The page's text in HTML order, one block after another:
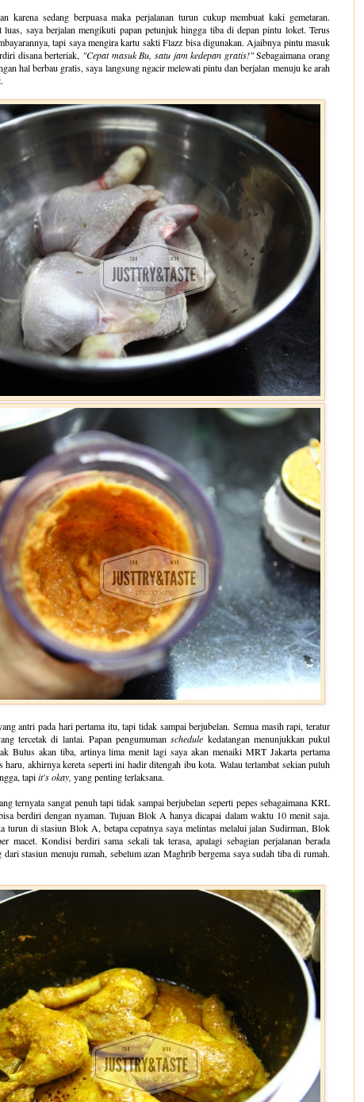
karena sedang berpuasa maka perjalanan turun cukup membuat kaki gemetaran.
luas, saya berjalan mengikuti papan petunjuk hingga tiba di depan pintu loket. Terus
tapi saya mengira kartu sakti Flazz bisa digunakan. Ajaibnya pintu masuk
disana berteriak, "Cepat masuk Bu, satu jam kedepan gratis!"Sebagaimana orang
hal berbau gratis, saya langsung ngacir melewati pintu dan berjalan menuju ke arah
antri pada hari pertama itu, tapi tidak sampai berjubelan. Semua masih rapi, teratur
tercetak di lantai. Papan pengumuman schedule kedatangan menunjukkan pukul
Bulus akan tiba, artinya lima menit lagi saya akan menaiki MRT Jakarta pertama
haru, akhirnya kereta seperti ini hadir ditengah ibu kota. Walau terlambat sekian puluh
tapiit's okay, yang penting terlaksana.
ternyata sangat penuh tapi tidak sampai berjubelan seperti pepes sebagaimana KRL
berdiri dengan nyaman. Tujuan Blok A hanya dicapai dalam waktu 10 menit saja.
turun di stasiun Blok A, betapa cepatnya saya melintas melalui jalan Sudirman, Blok
macet. Kondisi berdiri sama sekali tak terasa, apalagi sebagian perjalanan berada
stasiun menuju rumah, sebelum azan Maghrib bergema saya sudah tiba di rumah.